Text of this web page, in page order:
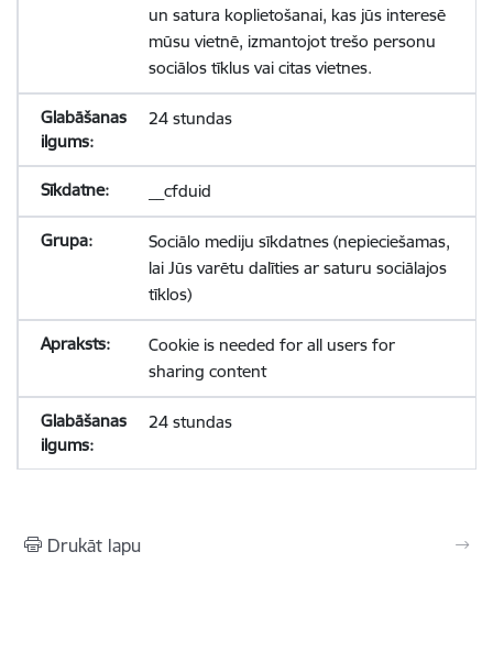
un satura koplietošanai, kas jūs interesē
mūsu vietnē, izmantojot trešo personu
sociālos tīklus vai citas vietnes.
24 stundas
__cfduid
Sociālo mediju sīkdatnes (nepieciešamas,
lai Jūs varētu dalīties ar saturu sociālajos
tīklos)
Cookie is needed for all users for
sharing content
24 stundas
Drukāt lapu